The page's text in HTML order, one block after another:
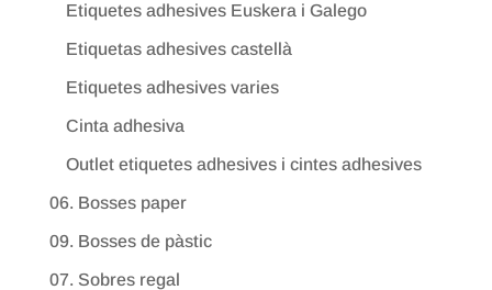
Etiquetes adhesives Euskera i Galego
Etiquetas adhesives castellà
Etiquetes adhesives varies
Cinta adhesiva
Outlet etiquetes adhesives i cintes adhesives
06. Bosses paper
09. Bosses de pàstic
07. Sobres regal